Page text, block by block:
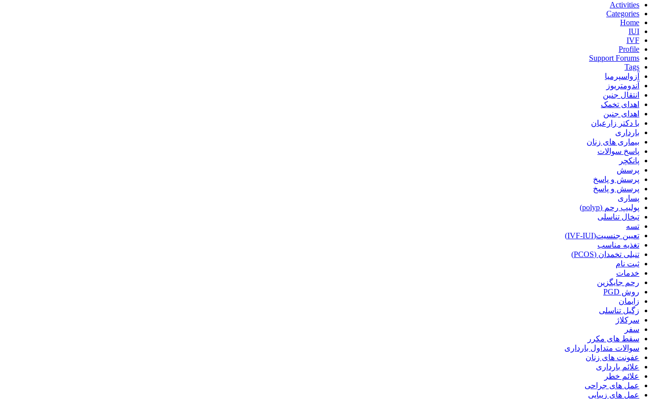
Activities
Categories
Home
IUI
IVF
Profile
Support Forums
Tags
آزواسپرمیا
آندومتریوز
انتقال جنین
اهدای تخمک
اهدای جنین
با دکتر زارعیان
بارداری
بیماری های زنان
پاسخ سوالات
پانکچر
پرسش
پرسش و پاسخ
پرسش و پاسخ
پساری
پولیپ رحم (polyp)
تبخال تناسلی
تسه
تعیین جنسیت(IVF-IUI)
تغذیه مناسب
تنبلی تخمدان (PCOS)
ثبت نام
خدمات
رحم جایگزین
روش PGD
زایمان
زگیل تناسلی
سرکلاژ
سفر
سقط های مکرر
سوالات متداول بارداری
عفونت های زنان
علائم بارداری
علائم خطر
عمل های جراحی
عمل های زیبایی